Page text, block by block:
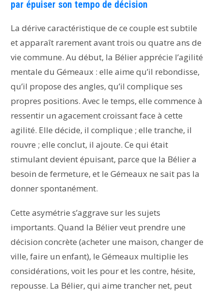
par épuiser son tempo de décision
La dérive caractéristique de ce couple est subtile
et apparaît rarement avant trois ou quatre ans de
vie commune. Au début, la Bélier apprécie l’agilité
mentale du Gémeaux : elle aime qu’il rebondisse,
qu’il propose des angles, qu’il complique ses
propres positions. Avec le temps, elle commence à
ressentir un agacement croissant face à cette
agilité. Elle décide, il complique ; elle tranche, il
rouvre ; elle conclut, il ajoute. Ce qui était
stimulant devient épuisant, parce que la Bélier a
besoin de fermeture, et le Gémeaux ne sait pas la
donner spontanément.
Cette asymétrie s’aggrave sur les sujets
importants. Quand la Bélier veut prendre une
décision concrète (acheter une maison, changer de
ville, faire un enfant), le Gémeaux multiplie les
considérations, voit les pour et les contre, hésite,
repousse. La Bélier, qui aime trancher net, peut